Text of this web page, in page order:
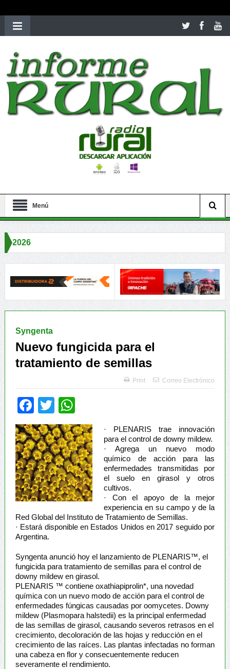
richardmillereplica
women.patekphilippe.tofor sale in usa recognized command with
dining room table ceremony. welcome to our
perfectwatches.is
shop. bestyoungsexdoll.comwith professional customer
services. 1: 1 design high https://reallydiamond.com/
Menú
claves para una Producción Responsable Alimentos
Syngenta
Nuevo fungicida para el
tratamiento de semillas
Print Correo Electrónico
Facebook
Twitter
· PLENARIS trae innovación
para el control de downy mildew.
· Agrega un nuevo modo
químico de acción para las
enfermedades transmitidas por
el suelo en girasol y otros
cultivos.
· Con el apoyo de la mejor
experiencia en su campo y de la
Red Global del Instituto de Tratamiento de Semillas.
· Estará disponible en Estados Unidos en 2017 seguido por
Argentina.
Syngenta anunció hoy el lanzamiento de PLENARIS™, el
fungicida para tratamiento de semillas para el control de
downy mildew en girasol.
PLENARIS ™ contiene oxathiapiprolin*, una novedad
química con un nuevo modo de acción para el control de
enfermedades fúngicas causadas por oomycetes. Downy
mildew (Plasmopara halstedii) es la principal enfermedad
de las semillas de girasol, causando severos retrasos en el
crecimiento, decoloración de las hojas y reducción en el
crecimiento de las raíces. Las plantas infectadas no forman
una cabeza en flor y consecuentemente reducen
severamente el rendimiento.